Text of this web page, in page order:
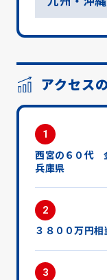
アクセス
1
西宮の６０代
兵庫県
2
３８００万円
3